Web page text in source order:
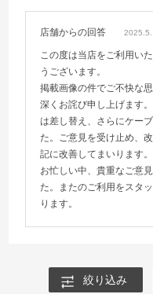
店舗からの回答
この度は当店をご利用い
うございます。
掲載画像の件でご不快な
深くお詫び申し上げます
は差し替え、さらにケー
た。ご意見を受け止め、
記に改善してまいります。
お忙しい中、貴重なご意
た。またのご利用をスタ
ります。
絞り込み